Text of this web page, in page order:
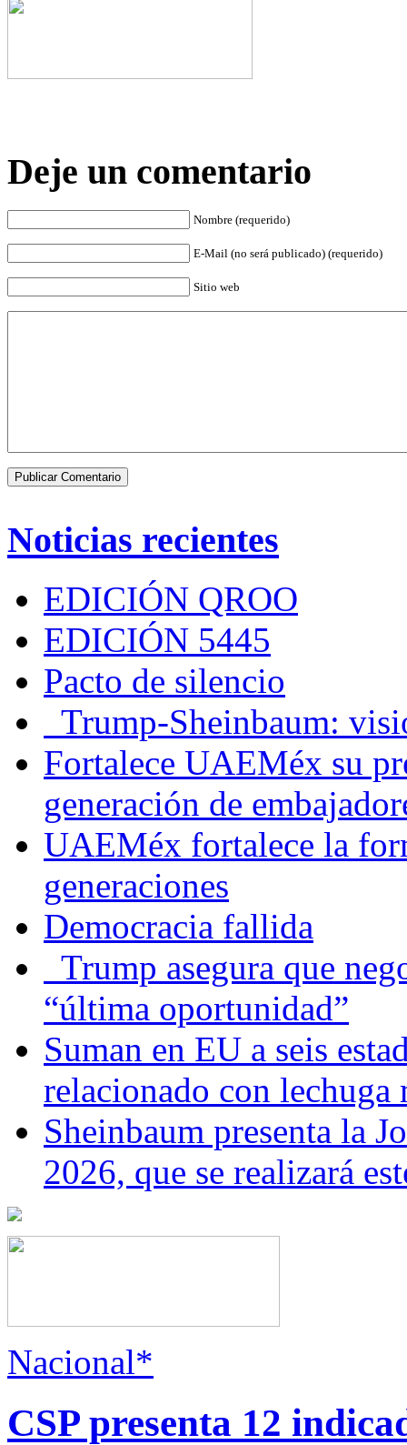
Deje un comentario
Nombre (requerido)
E-Mail (no será publicado) (requerido)
Sitio web
Noticias recientes
EDICIÓN QROO
EDICIÓN 5445
Pacto de silencio
Trump-Sheinbaum:
Fortalece UAEMéx su
generación de
UAEMéx fortalece la
generaciones
Democracia fallida
Trump asegura que
“última oportunidad”
Suman en EU a seis
relacionado con lechuga
Sheinbaum presenta la
2026, que se realizará
Nacional*
CSP presenta 12